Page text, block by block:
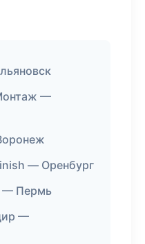
—
— Оренбург
— Пермь
—